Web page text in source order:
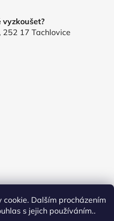
Dalším procházením
s jejich používáním..
vyzkoušet?
252 17 Tachlovice